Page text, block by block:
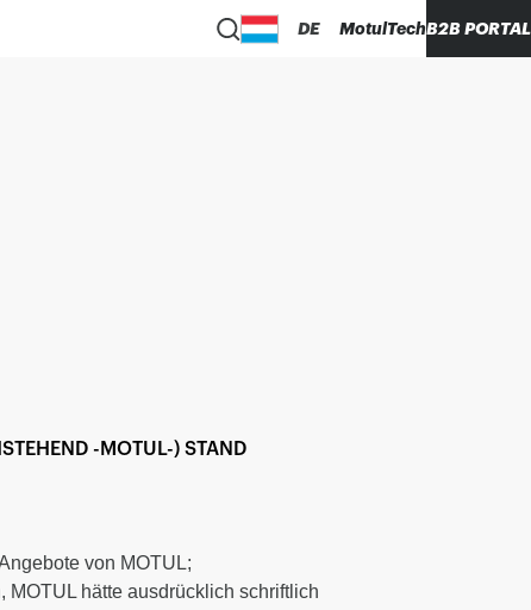
DE MotulTechB2B PORTAL
-MOTUL-) STAND
von MOTUL;
hätte ausdrücklich schriftlich